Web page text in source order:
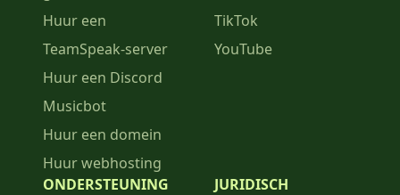
Huur een
TeamSpeak-server
Huur een Discord
Musicbot
Huur een domein
Huur webhosting
TikTok
YouTube
ONDERSTEUNING
JURIDISCH